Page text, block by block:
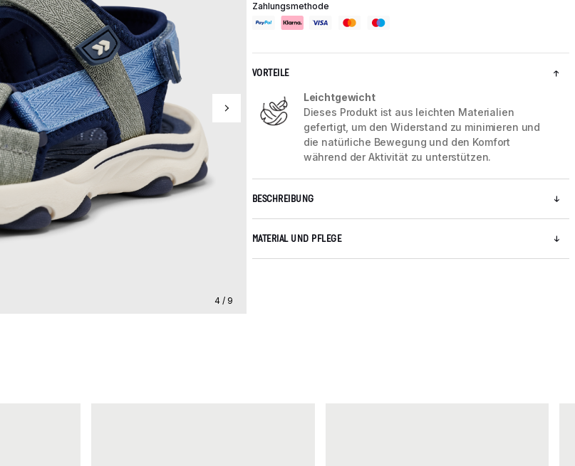
4 / 9
Zahlungsmethode
VORTEILE
Leichtgewicht
Dieses Produkt ist aus leichten Materialien
gefertigt, um den Widerstand zu minimieren und
die natürliche Bewegung und den Komfort
während der Aktivität zu unterstützen.
BESCHREIBUNG
MATERIAL UND PFLEGE